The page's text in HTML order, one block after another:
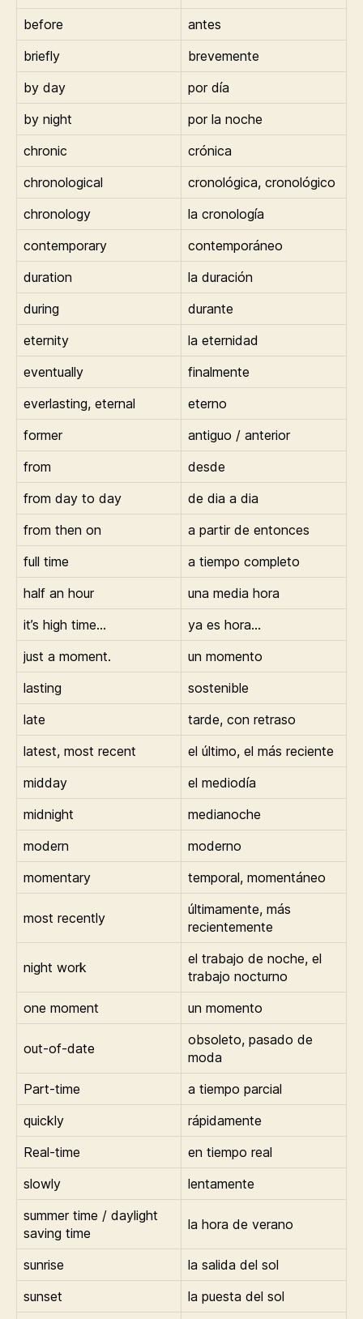
before
antes
briefly
brevemente
by day
por día
by night
por la noche
chronic
crónica
chronological
cronológica, cronológico
chronology
la cronología
contemporary
contemporáneo
duration
la duración
during
durante
eternity
la eternidad
eventually
finalmente
everlasting, eternal
eterno
former
antiguo / anterior
from
desde
from day to day
de dia a dia
from then on
a partir de entonces
full time
a tiempo completo
half an hour
una media hora
it’s high time…
ya es hora…
just a moment.
un momento
lasting
sostenible
late
tarde, con retraso
latest, most recent
el último, el más reciente
midday
el mediodía
midnight
medianoche
modern
moderno
momentary
temporal, momentáneo
most recently
últimamente, más
recientemente
night work
el trabajo de noche, el
trabajo nocturno
one moment
un momento
out-of-date
obsoleto, pasado de
moda
Part-time
a tiempo parcial
quickly
rápidamente
Real-time
en tiempo real
slowly
lentamente
summer time / daylight
saving time
la hora de verano
sunrise
la salida del sol
sunset
la puesta del sol